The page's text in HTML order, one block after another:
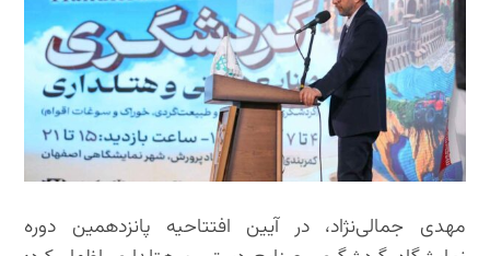
مهدی جمالی‌نژاد، در آیین افتتاحیه پانزدهمین دوره